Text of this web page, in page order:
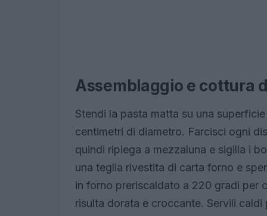
Assemblaggio e cottura
Stendi la pasta matta su una
centimetri di diametro. Farcisci ogni
quindi ripiega a mezzaluna e sigilla i
una teglia rivestita di carta forno e
in forno preriscaldato a 220 gradi per
risulta dorata e croccante. Servili caldi